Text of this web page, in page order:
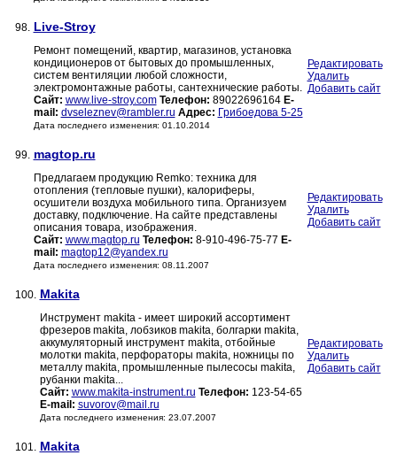
98. Live-Stroy
Ремонт помещений, квартир, магазинов, установка
кондиционеров от бытовых до промышленных,
систем вентиляции любой сложности,
электромонтажные работы, сантехнические работы.
Сайт: www.live-stroy.com Телефон: 89022696164 E-
mail: dvseleznev@rambler.ru Адрес: Грибоедова 5-25
Дата последнего изменения: 01.10.2014
Редактировать
Удалить
Добавить сайт
99. magtop.ru
Предлагаем продукцию Remko: техника для
отопления (тепловые пушки), калориферы,
осушители воздуха мобильного типа. Организуем
доставку, подключение. На сайте представлены
описания товара, изображения.
Сайт: www.magtop.ru Телефон: 8-910-496-75-77 E-
mail: magtop12@yandex.ru
Дата последнего изменения: 08.11.2007
Редактировать
Удалить
Добавить сайт
100. Makita
Инструмент makita - имеет широкий ассортимент
фрезеров makita, лобзиков makita, болгарки makita,
аккумуляторный инструмент makita, отбойные
молотки makita, перфораторы makita, ножницы по
металлу makita, промышленные пылесосы makita,
рубанки makita...
Сайт: www.makita-instrument.ru Телефон: 123-54-65
E-mail: suvorov@mail.ru
Дата последнего изменения: 23.07.2007
Редактировать
Удалить
Добавить сайт
101. Makita